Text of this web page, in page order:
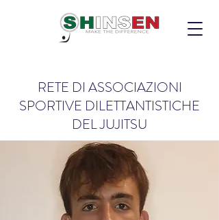
RETE DI ASSOCIAZIONI
SPORTIVE DILETTANTISTICHE
DEL JUJITSU